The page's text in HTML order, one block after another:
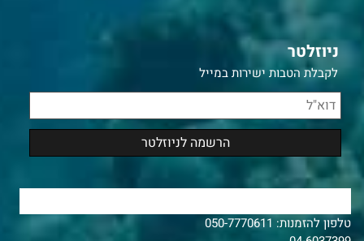
ניוזלטר
לקבלת הטבות ישירות במייל
טלפון להזמנות:050-7770611